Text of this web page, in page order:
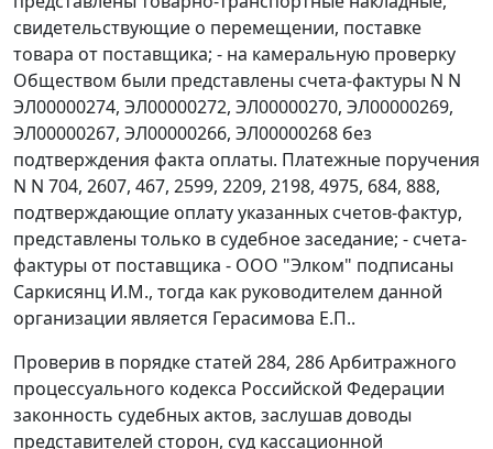
свидетельствующие о перемещении, поставке
товара от поставщика; - на камеральную проверку
Обществом были представлены счета-фактуры N N
ЭЛ00000274, ЭЛ00000272, ЭЛ00000270, ЭЛ00000269,
ЭЛ00000267, ЭЛ00000266, ЭЛ00000268 без
подтверждения факта оплаты. Платежные поручения
N N 704, 2607, 467, 2599, 2209, 2198, 4975, 684, 888,
подтверждающие оплату указанных счетов-фактур,
представлены только в судебное заседание; - счета-
фактуры от поставщика - ООО "Элком" подписаны
Саркисянц И.М., тогда как руководителем данной
организации является Герасимова Е.П..
Проверив в порядке статей 284, 286Арбитражного
процессуального кодекса Российской Федерации
законность судебных актов, заслушав доводы
представителей сторон, суд кассационной